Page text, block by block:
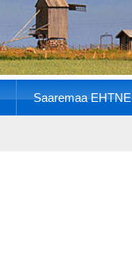
Saaremaa EHTNE